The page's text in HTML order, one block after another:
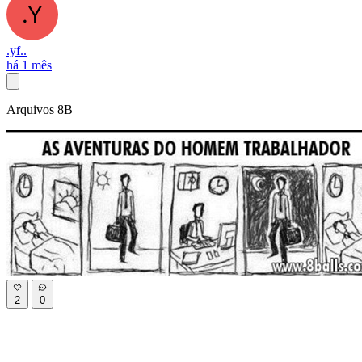
.yf..
há 1 mês
Arquivos 8B
2 0